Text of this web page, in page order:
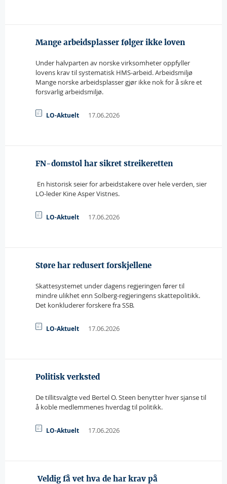
Mange arbeidsplasser følger ikke loven
Under halvparten av norske virksomheter oppfyller
lovens krav til systematisk HMS-arbeid. Arbeidsmiljø
Mange norske arbeidsplasser gjør ikke nok for å sikre et
forsvarlig arbeidsmiljø.
LO-Aktuelt 17.06.2026
FN-domstol har sikret streikeretten
 En historisk seier for arbeidstakere over hele verden, sier
LO-leder Kine Asper Vistnes.
LO-Aktuelt 17.06.2026
Støre har redusert forskjellene
Skattesystemet under dagens regjeringen fører til
mindre ulikhet enn Solberg-regjeringens skattepolitikk.
Det konkluderer forskere fra SSB.
LO-Aktuelt 17.06.2026
Politisk verksted
De tillitsvalgte ved Bertel O. Steen benytter hver sjanse til
å koble medlemmenes hverdag til politikk.
LO-Aktuelt 17.06.2026
 Veldig få vet hva de har krav på